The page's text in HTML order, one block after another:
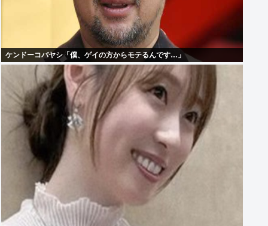
ケンドーコバヤシ「僕、ゲイの方からモテるんです…」